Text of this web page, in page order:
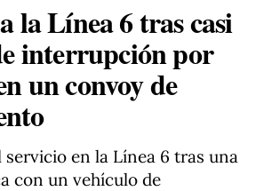
la Línea 6 tras casi
interrupción por
un convoy de
en la Línea 6 tras una
con un vehículo de